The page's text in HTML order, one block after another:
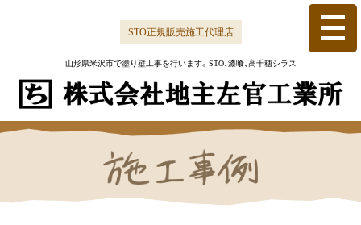
STO正規販売施工代理店
山形県米沢市で塗り壁工事を行います。 STO、漆喰、高千穂シラス